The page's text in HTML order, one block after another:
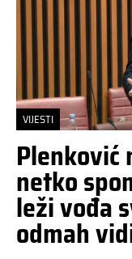
VIJESTI
Plenković
netko
leži vođa
odmah